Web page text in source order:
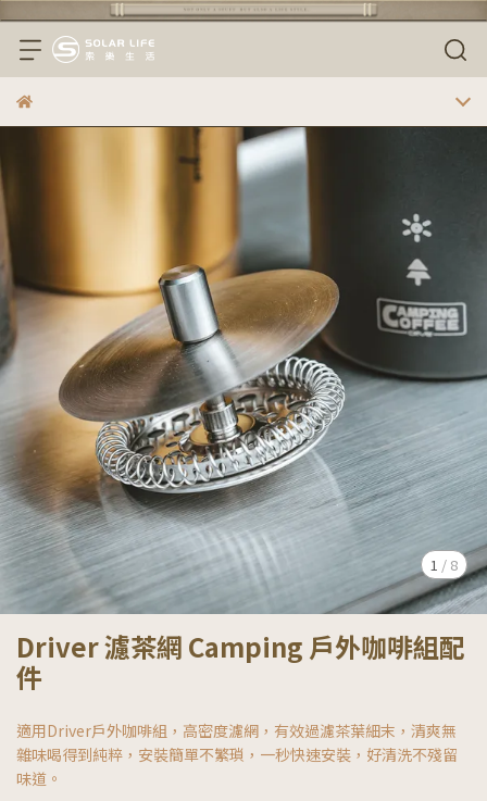
1 / 8
Driver 濾茶網 Camping 戶外咖啡組配
件
適用Driver戶外咖啡組，高密度濾網，有效過濾茶葉細末，清爽無
雜味喝得到純粹，安裝簡單不繁瑣，一秒快速安裝，好清洗不殘留
味道。